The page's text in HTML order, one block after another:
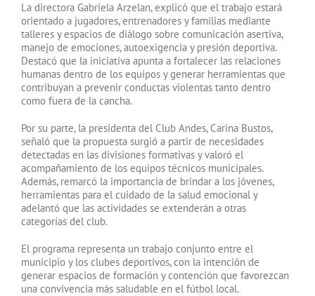
La directora Gabriela Arzelan, explicó que el trabajo estará
orientado a jugadores, entrenadores y familias mediante
talleres y espacios de diálogo sobre comunicación asertiva,
manejo de emociones, autoexigencia y presión deportiva.
Destacó que la iniciativa apunta a fortalecer las relaciones
humanas dentro de los equipos y generar herramientas que
contribuyan a prevenir conductas violentas tanto dentro
como fuera de la cancha.
Por su parte, la presidenta del Club Andes, Carina Bustos,
señaló que la propuesta surgió a partir de necesidades
detectadas en las divisiones formativas y valoró el
acompañamiento de los equipos técnicos municipales.
Además, remarcó la importancia de brindar a los jóvenes,
herramientas para el cuidado de la salud emocional y
adelantó que las actividades se extenderán a otras
categorías del club.
El programa representa un trabajo conjunto entre el
municipio y los clubes deportivos, con la intención de
generar espacios de formación y contención que favorezcan
una convivencia más saludable en el fútbol local.